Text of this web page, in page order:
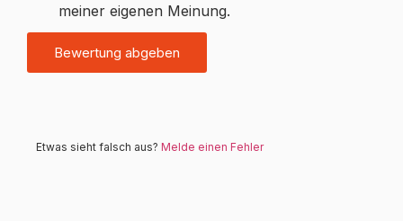
meiner eigenen Meinung.
Bewertung abgeben
Etwas sieht falsch aus? Melde einen Fehler